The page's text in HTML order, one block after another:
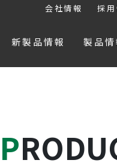
会社情報 採
新製品情報 製品情